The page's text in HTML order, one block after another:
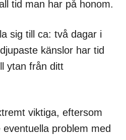
tid man har på honom.
sig till ca: två dagar i
känslor har tid
ytan från ditt
viktiga, eftersom
problem med